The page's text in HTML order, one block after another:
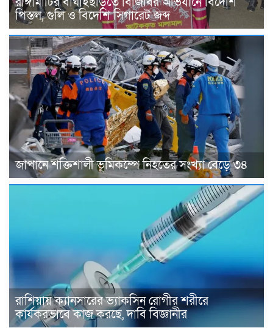
পিস্তল, গুলি ও বিদেশি সিগারেট জব্দ
জাপানে শক্তিশালী ভূমিকম্পে নিহতের সংখ্যা বেড়ে ৩৪
রাশিয়ায় ক্যানসারের ভ্যাকসিন রোগীর শরীরে
কার্যকরভাবে কাজ করছে, দাবি বিজ্ঞানীর